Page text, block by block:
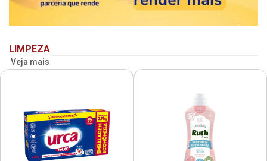
LIMPEZA
Veja mais